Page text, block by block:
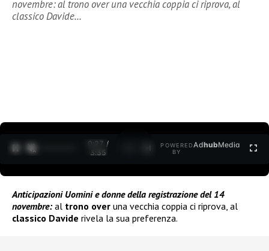
novembre: al trono over una vecchia coppia ci riprova, al
classico Davide…
0:27 /
3:35
POWERED
BY
AdhubMedia
Anticipazioni Uomini e donne della registrazione del 14
novembre:al trono over una vecchia coppia ci riprova, al
classico Davide rivela la sua preferenza.